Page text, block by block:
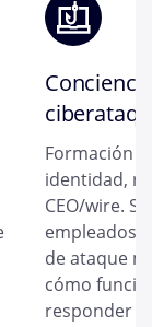
Formación
identidad,
CEO/wire.
empleados
de ataque
cómo
responder